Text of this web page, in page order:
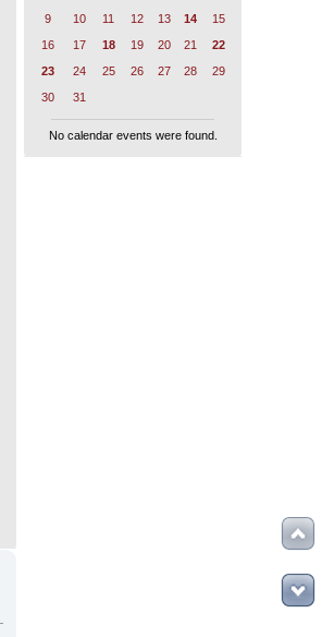
9
10 11 12 13 14
15
16
17 18 19 20 21
22
23
24 25 26 27 28
29
30
31
No calendar events were found.